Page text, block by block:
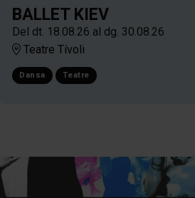
BALLET KIEV
Del dt. 18.08.26 al dg. 30.08.26
Teatre Tívoli
Dansa Teatre